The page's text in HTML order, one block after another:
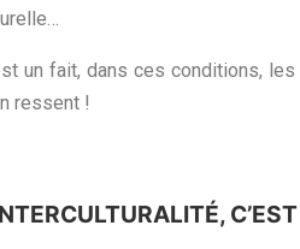
un fait, dans ces conditions,
ressent !